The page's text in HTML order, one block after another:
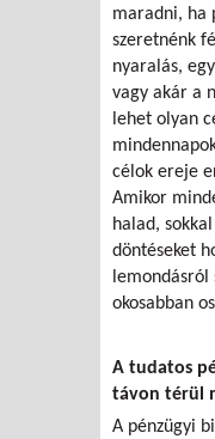
maradni, ha
szeretnénk
nyaralás,
vagy akár a
lehet olyan
célok ereje
Amikor
halad,
döntéseket
lemondásról
okosabban
A tudatos
távon térül
A pénzügyi